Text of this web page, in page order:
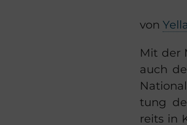
von
Mit der
auch
tung
reits in